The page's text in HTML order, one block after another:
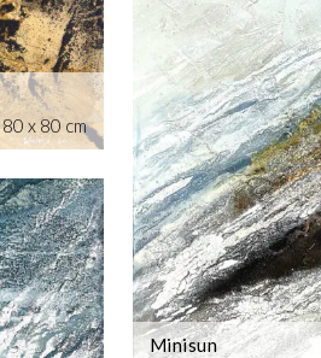
80 x 80 cm
Minisun